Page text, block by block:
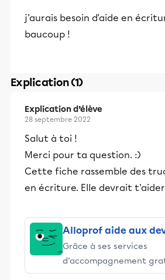
j'aurais besoin d'aide en
baucoup !
Explication (1)
Explication d’élève
28 septembre 2022
Salut à toi !
Merci pour ta question. :)
Cette fiche rassemble des
en écriture. Elle devrait
Alloprof aide aux
Grâce à ses services
d’accompagnement
stimulants, Alloprof